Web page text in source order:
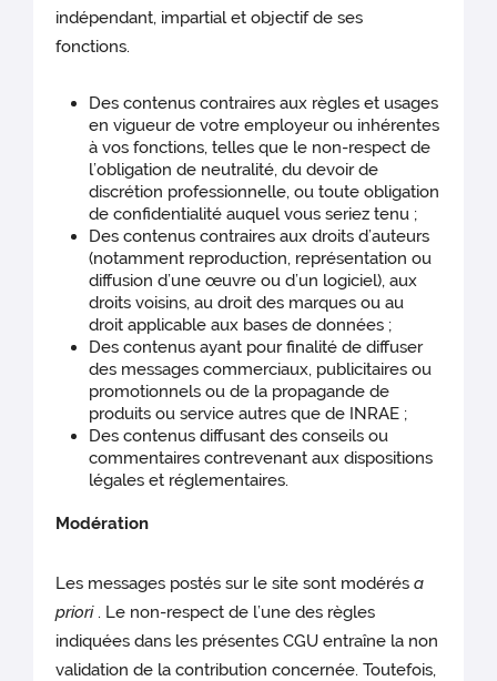
indépendant, impartial et objectif de ses
fonctions.
Des contenus contraires aux règles et usages
en vigueur de votre employeur ou inhérentes
à vos fonctions, telles que le non-respect de
l’obligation de neutralité, du devoir de
discrétion professionnelle, ou toute obligation
de confidentialité auquel vous seriez tenu ;
Des contenus contraires aux droits d’auteurs
(notamment reproduction, représentation ou
diffusion d’une œuvre ou d’un logiciel), aux
droits voisins, au droit des marques ou au
droit applicable aux bases de données ;
Des contenus ayant pour finalité de diffuser
des messages commerciaux, publicitaires ou
promotionnels ou de la propagande de
produits ou service autres que de INRAE ;
Des contenus diffusant des conseils ou
commentaires contrevenant aux dispositions
légales et réglementaires.
Modération
Les messages postés sur le site sont modérésa
priori. Le non-respect de l’une des règles
indiquées dans les présentes CGU entraîne la non
validation de la contribution concernée. Toutefois,